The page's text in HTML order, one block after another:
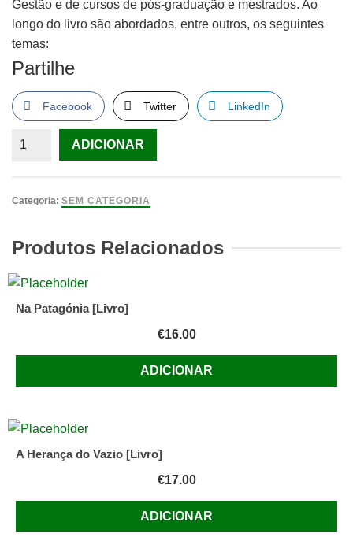
Gestão e de cursos de pós-graduação e mestrados. Ao
longo do livro são abordados, entre outros, os seguintes
temas:
Partilhe
Facebook Twitter LinkedIn
Quantidade
de
Software,
António
ADICIONAR
Categoria: SEM CATEGORIA
Produtos Relacionados
Na Patagónia [Livro]
€16.00
ADICIONAR
A Herança do Vazio [Livro]
€17.00
ADICIONAR